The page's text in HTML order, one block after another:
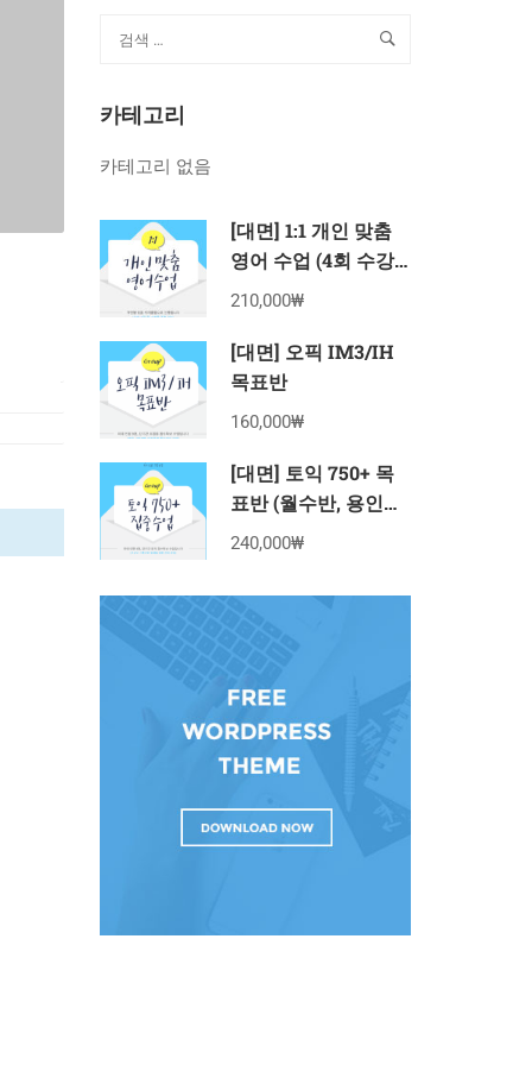
카테고리
카테고리 없음
[대면] 1:1 개인 맞춤
영어 수업 (4회 수강
권)
210,000₩
[대면] 오픽 IM3/IH
목표반
160,000₩
[대면] 토익 750+ 목
표반 (월수반, 용인죽
전 8월 수강권)
240,000₩